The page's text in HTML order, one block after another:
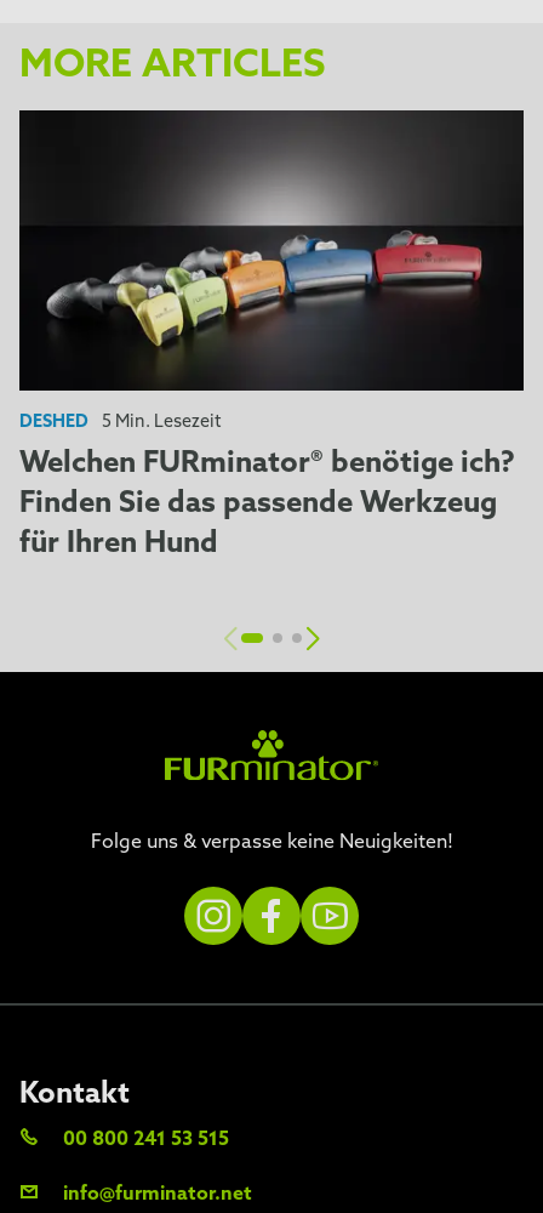
MORE ARTICLES
DESHED 5 Min. Lesezeit
Welchen FURminator® benötige ich?
Finden Sie das passende Werkzeug
für Ihren Hund
Folge uns & verpasse keine Neuigkeiten!
Kontakt
00 800 241 53 515
info@furminator.net